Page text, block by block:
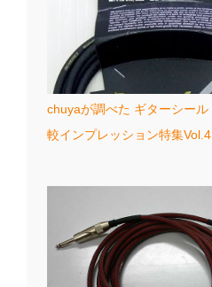
chuyaが調べた ギターシール
較インプレッション特集Vol.4